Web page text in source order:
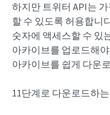
하지만 트위터 API는
할 수 있도록 허용합니
숫자에 액세스할 수 있
아카이브를 업로드해
아카이브를 쉽게 다운
11단계로 다운로드하